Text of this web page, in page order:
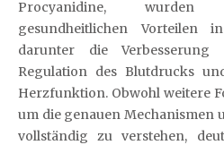
Procyanidine, wurden
gesundheitlichen Vorteilen
darunter die
Regulation des Blutdrucks
Herzfunktion. Obwohl weitere
um die genauen Mechanismen
vollständig zu verstehen,